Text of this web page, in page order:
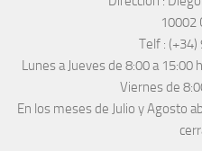
10002
Telf :
Lunes a Jueves de 8:00 a 15:00
Viernes de
En los meses de Julio y Agosto